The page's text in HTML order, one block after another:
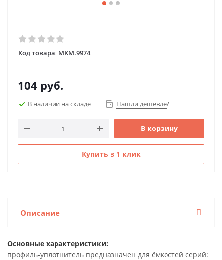
Код товара: MKM.9974
104 руб.
В наличии на складе Нашли дешевле?
В корзину
Купить в 1 клик
Описание
Основные характеристики:
профиль-уплотнитель предназначен для ёмкостей серий: